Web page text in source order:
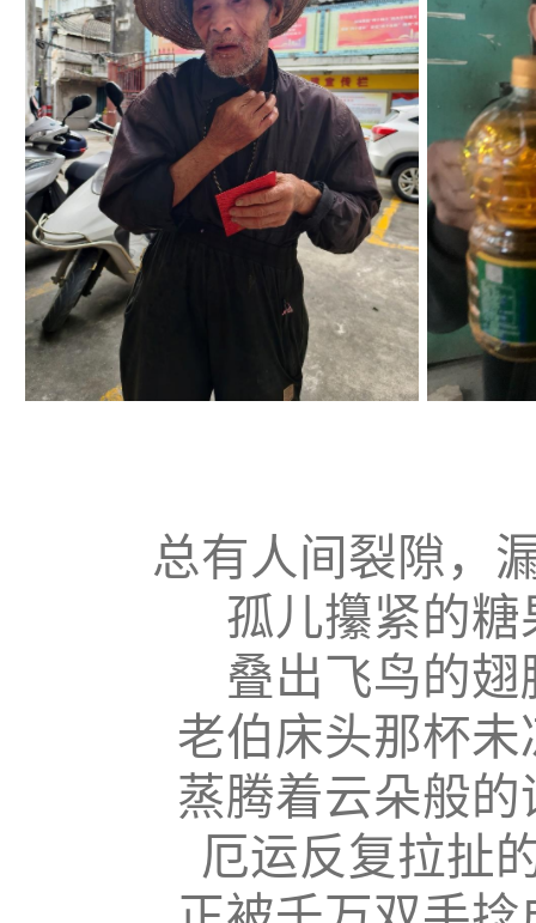
总有人间裂隙，
孤儿攥紧的糖
叠出飞鸟的翅
老伯床头那杯未
蒸腾着云朵般的
厄运反复拉扯